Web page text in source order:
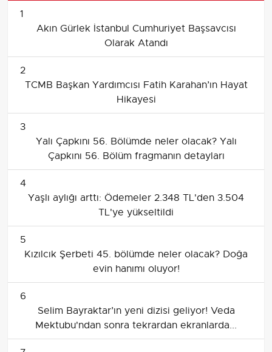
1
Akın Gürlek İstanbul Cumhuriyet Başsavcısı
Olarak Atandı
2
TCMB Başkan Yardımcısı Fatih Karahan’ın Hayat
Hikayesi
3
Yalı Çapkını 56. Bölümde neler olacak? Yalı
Çapkını 56. Bölüm fragmanın detayları
4
Yaşlı aylığı arttı: Ödemeler 2.348 TL'den 3.504
TL'ye yükseltildi
5
Kızılcık Şerbeti 45. bölümde neler olacak? Doğa
evin hanımı oluyor!
6
Selim Bayraktar’ın yeni dizisi geliyor! Veda
Mektubu'ndan sonra tekrardan ekranlarda...